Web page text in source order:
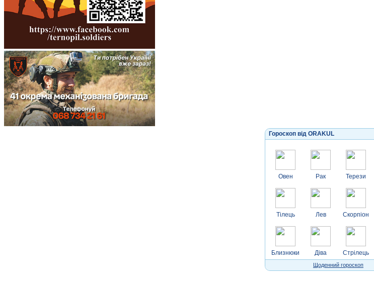
Гороскоп від ORAKUL
Овен
Тілець
Близнюки
Рак
Лев
Діва
Терези
Скорпіон
Стрілець
Щоденний гороскоп